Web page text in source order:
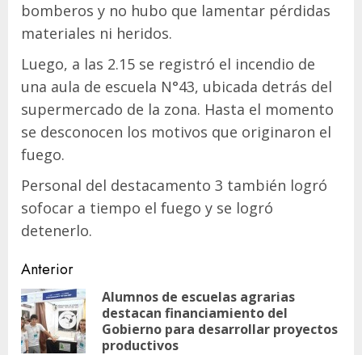
bomberos y no hubo que lamentar pérdidas
materiales ni heridos.
Luego, a las 2.15 se registró el incendio de
una aula de escuela N°43, ubicada detrás del
supermercado de la zona. Hasta el momento
se desconocen los motivos que originaron el
fuego.
Personal del destacamento 3 también logró
sofocar a tiempo el fuego y se logró
detenerlo.
Navegación
de
entradas
Anterior
Alumnos de escuelas agrarias
destacan financiamiento del
Gobierno para desarrollar proyectos
productivos